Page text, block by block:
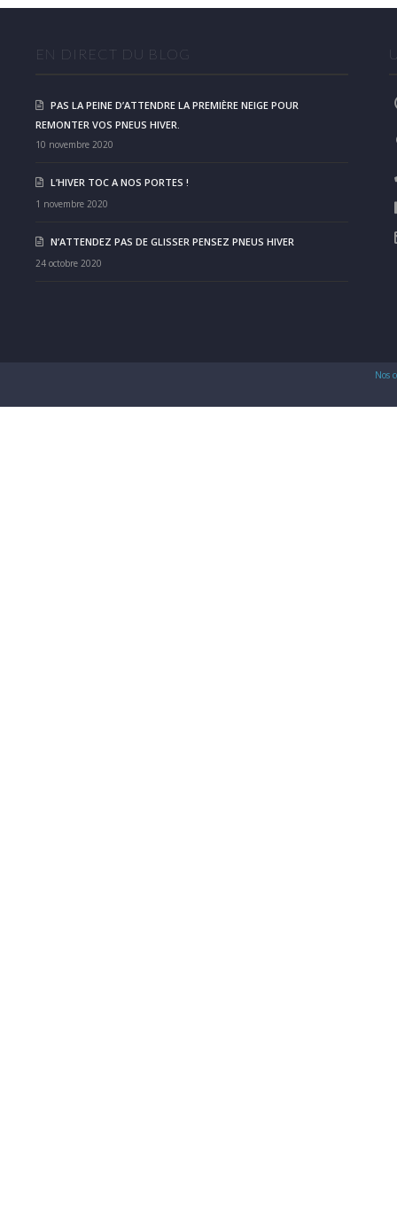
EN DIRECT DU BLOG
PAS LA PEINE D’ATTENDRE LA PREMIÈRE NEIGE POUR
REMONTER VOS PNEUS HIVER.
10 novembre 2020
L’HIVER TOC A NOS PORTES !
1 novembre 2020
N’ATTENDEZ PAS DE GLISSER PENSEZ PNEUS HIVER
24 octobre 2020
Nos